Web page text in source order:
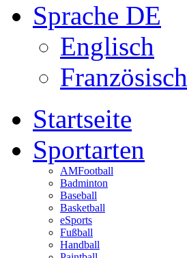
Sprache DE
Englisch
Französisch
Startseite
Sportarten
AMFootball
Badminton
Baseball
Basketball
eSports
Fußball
Handball